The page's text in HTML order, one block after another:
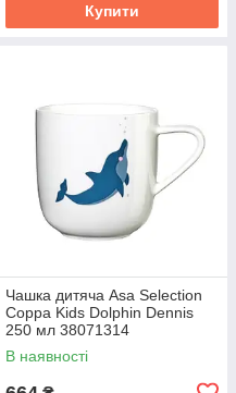
Купити
Чашка дитяча Asa Selection
Coppa Kids Dolphin Dennis
250 мл 38071314
В наявності